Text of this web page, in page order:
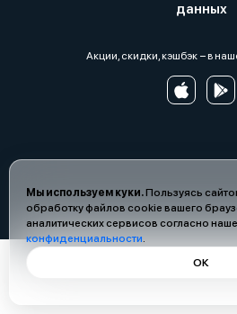
Мы используем куки.Пользуясь
обработку файлов cookie вашего
аналитических сервисов согласно
конфиденциальности.
ОК
данных
Акции, скидки, кэшбэк − в